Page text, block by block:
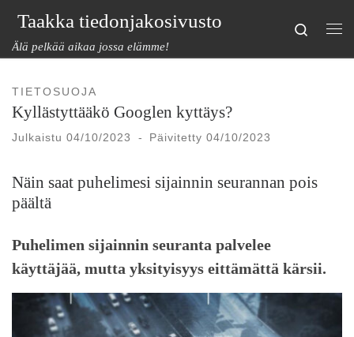
Skip to content
Taakka tiedonjakosivusto
Älä pelkää aikaa jossa elämme!
Search
TIETOSUOJA
Kyllästyttääkö Googlen kyttäys?
Julkaistu 04/10/2023 - Päivitetty04/10/2023
Näin saat puhelimesi sijainnin seurannan pois
päältä
Puhelimen sijainnin seuranta palvelee
käyttäjää, mutta yksityisyys eittämättä kärsii.